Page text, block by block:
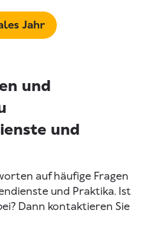
Jahr
und
und
auf häufige Fragen
und Praktika. Ist
Dann kontaktieren Sie